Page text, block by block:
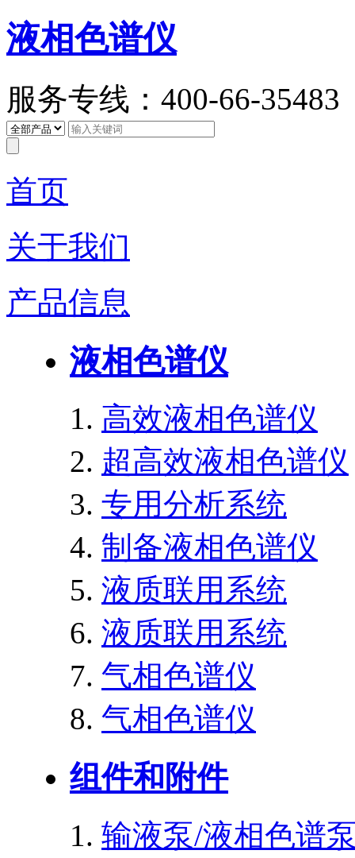
液相色谱仪
服务专线：400-66-35483
首页
关于我们
产品信息
液相色谱仪
高效液相色谱仪
超高效液相色谱仪
专用分析系统
制备液相色谱仪
液质联用系统
液质联用系统
气相色谱仪
气相色谱仪
组件和附件
输液泵/液相色谱